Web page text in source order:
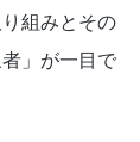
組みとその
」が一目で